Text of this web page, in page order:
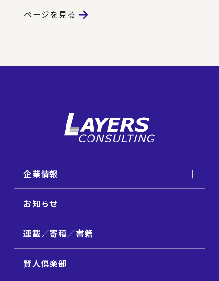
ページを見る
企業情報
お知らせ
連載／寄稿／書籍
賢人倶楽部